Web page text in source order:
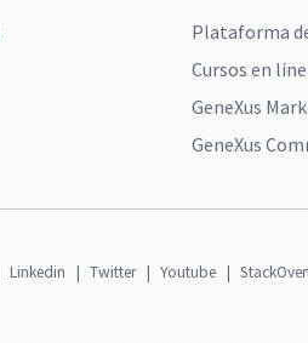
Plataforma
Cursos en
GeneXus
GeneXus
Linkedin | Twitter | Youtube |